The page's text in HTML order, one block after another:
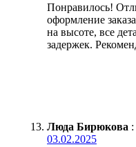
Понравилось!
оформление
на высоте, все
задержек.
Люда Бирюкова :
03.02.2025